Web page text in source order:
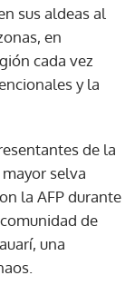
sus aldeas al
en
cada vez
y la
de la
selva
la AFP durante
de
una